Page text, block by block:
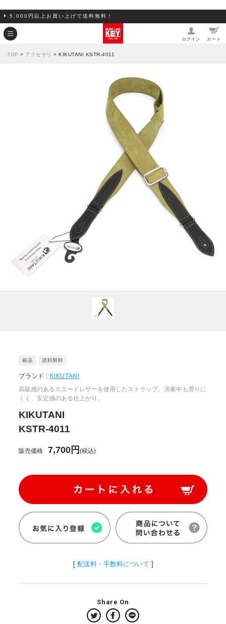
5,000円以上お買い上げで送料無料！
ログイン カート
TOP > アクセサリ > KIKUTANI KSTR-4011
ブランド : KIKUTANI
高級感のあるスエードレザーを使用したストラップ。演奏中も滑りに
くく、安定感のある仕上がり。
KIKUTANI
KSTR-4011
販売価格 7,700円(税込)
[ 配送料・手数料について ]
Share On